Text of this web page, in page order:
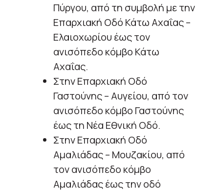
Πύργου, από τη συμβολή με την
Επαρχιακή Οδό Κάτω Αχαΐας –
Ελαιοχωρίου έως τον
ανισόπεδο κόμβο Κάτω
Αχαΐας.
Στην Επαρχιακή Οδό
Γαστούνης – Αυγείου, από τον
ανισόπεδο κόμβο Γαστούνης
έως τη Νέα Εθνική Οδό.
Στην Επαρχιακή Οδό
Αμαλιάδας – Μουζακίου, από
τον ανισόπεδο κόμβο
Αμαλιάδας έως την οδό